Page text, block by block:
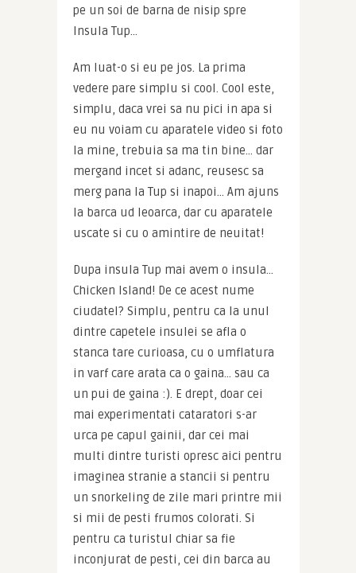
pe un soi de barna de nisip spre
Insula Tup…
Am luat-o si eu pe jos. La prima
vedere pare simplu si cool. Cool este,
simplu, daca vrei sa nu pici in apa si
eu nu voiam cu aparatele video si foto
la mine, trebuia sa ma tin bine… dar
mergand incet si adanc, reusesc sa
merg pana la Tup si inapoi… Am ajuns
la barca ud leoarca, dar cu aparatele
uscate si cu o amintire de neuitat!
Dupa insula Tup mai avem o insula…
Chicken Island! De ce acest nume
ciudatel? Simplu, pentru ca la unul
dintre capetele insulei se afla o
stanca tare curioasa, cu o umflatura
in varf care arata ca o gaina… sau ca
un pui de gaina :). E drept, doar cei
mai experimentati cataratori s-ar
urca pe capul gainii, dar cei mai
multi dintre turisti opresc aici pentru
imaginea stranie a stancii si pentru
un snorkeling de zile mari printre mii
si mii de pesti frumos colorati. Si
pentru ca turistul chiar sa fie
inconjurat de pesti, cei din barca au